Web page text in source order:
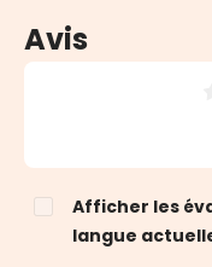
Avis
Note moyenne
Afficher les
langue